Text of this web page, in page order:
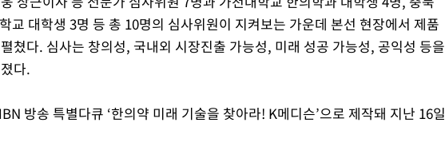
교 대학생 3명 등 총 10명의 심사위원이 지켜보는 가운데 본선 현장에서 제품
쳤다. 심사는 창의성, 국내외 시장진출 가능성, 미래 성공 가능성, 공익성 등을
다.
방송 특별다큐 ‘한의약 미래 기술을 찾아라! K메디슨’으로 제작돼 지난 16일